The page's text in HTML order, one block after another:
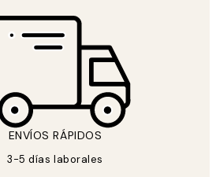
ENVÍOS RÁPIDOS
3-5 días laborales